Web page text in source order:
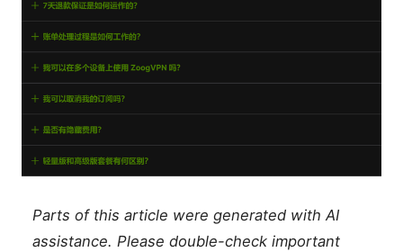
Parts of this article were generated with AI
assistance. Please double-check important